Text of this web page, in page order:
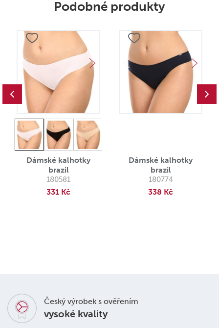
Podobné produkty
Dámské kalhotky
brazil
180581
331 Kč
Dámské kalhotky
brazil
180774
338 Kč
Český výrobek s ověřením
vysoké kvality